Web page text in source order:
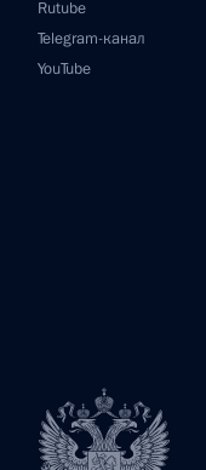
Rutube
Telegram-канал
YouTube